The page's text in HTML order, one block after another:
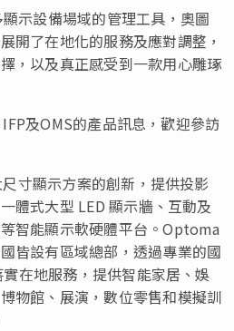
示設備場域的管理工具，奧圖
開了在地化的服務及應對調整，
，以及真正感受到一款用心雕琢
及OMS的產品訊息，歡迎參訪
寸顯示方案的創新，提供投影
體式大型 LED 顯示牆、互動及
智能顯示軟硬體平台。Optoma
皆設有區域總部，透過專業的國
在地服務，提供智能家居、娛
物館、展演，數位零售和模擬訓